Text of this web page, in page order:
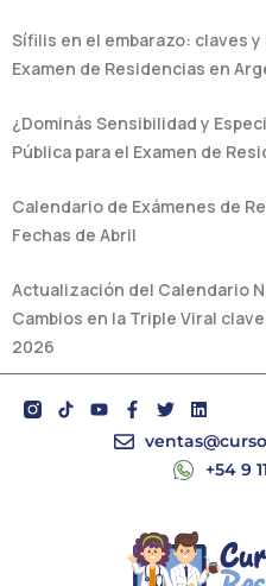
Sífilis en el embarazo: claves
Examen de Residencias en
¿Dominás Sensibilidad y
Pública para el Examen de
Calendario de Exámenes de
Fechas de Abril
Actualización del Calendario
Cambios en la Triple Viral
2026
Y
o
F
a
c
k
-
f
T
w
i
L
i
n
e
n
+54 9